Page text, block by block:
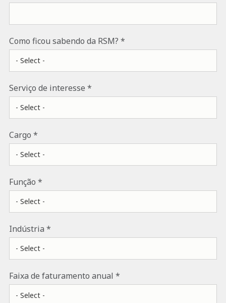
Como ficou sabendo da RSM?
Serviço de interesse
Cargo
Função
Indústria
Faixa de faturamento anual